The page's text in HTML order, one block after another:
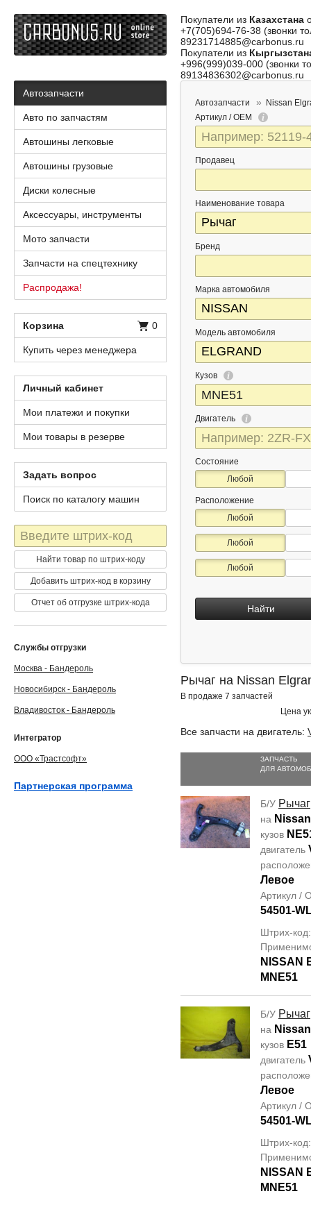
Покупатели из Казахстана
+7(705)694-76-38 (звонки
89231714885@carbonus.ru
Покупатели из
+996(999)039-000 (звонки
89134836302@carbonus.ru
Автозапчасти
Nissan
Артикул / OEM
Продавец
Наименование товара
Бренд
Марка автомобиля
Модель автомобиля
Кузов
Двигатель
Состояние
Любой
Расположение
Любой
Любой
Любой
Найти
Рычаг на Nissan
В продаже 7 запчастей
Цена
Все запчасти на двигатель:
ЗАПЧАСТЬ
ДЛЯ
Б/У Рычаг
на
кузов
двигатель
Левое
Артикул /
54501-
Штрих-
NISSAN
MNE51
Б/У Рычаг
на
кузов E51
двигатель
Левое
Артикул /
54501-
Штрих-
NISSAN
MNE51
Автозапчасти
Авто по запчастям
Автошины легковые
Автошины грузовые
Диски колесные
Аксессуары, инструменты
Мото запчасти
Запчасти на спецтехнику
Распродажа!
Корзина 0
Купить через менеджера
Личный кабинет
Мои платежи и покупки
Мои товары в резерве
Задать вопрос
Поиск по каталогу машин
Штрих-
код
Найти товар по штрих-коду
Добавить штрих-код в корзину
Отчет об отгрузке штрих-кода
Службы отгрузки
Москва - Бандероль
Новосибирск - Бандероль
Владивосток - Бандероль
Интегратор
ООО «Трастсофт»
Партнерская программа